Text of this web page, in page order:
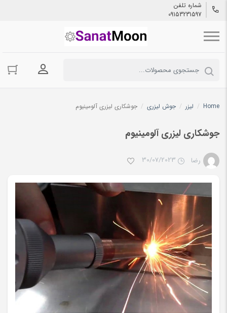
شماره تلفن
09153231597
ورود به
Home
/ لیزر / جوش لیزری / جوشکاری لیزری آلومینیوم
جوشکاری لیزری آلومینیوم
رضا 30/07/2023